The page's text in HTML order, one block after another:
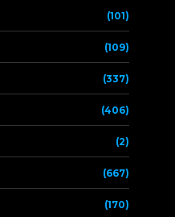
(101)
(109)
(337)
(406)
(2)
(667)
(170)